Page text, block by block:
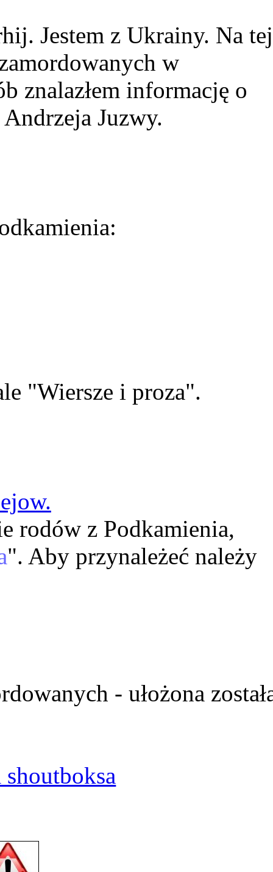
Jestem z Ukrainy. Na tej
w
znalazłem informację o
Juzwy.
"Wiersze i proza".
rodów z Podkamienia,
". Aby przynależeć należy
- ułożona